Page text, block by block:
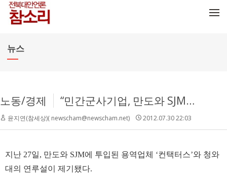
뉴스
노동/경제 “민간군사기업, 만도와 SJM에 투입”...청와대 연루설
윤지연(참세상)( newscham@newscham.net) 2012.07.30 22:03
지난 27일, 만도와 SJM에 투입된 용역업체 ‘컨택터스’와 청와
대의 연루설이 제기됐다.